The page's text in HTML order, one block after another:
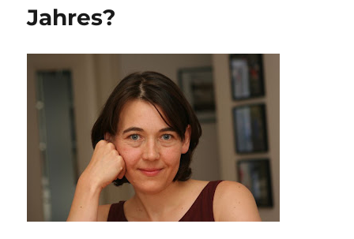
Jahres?